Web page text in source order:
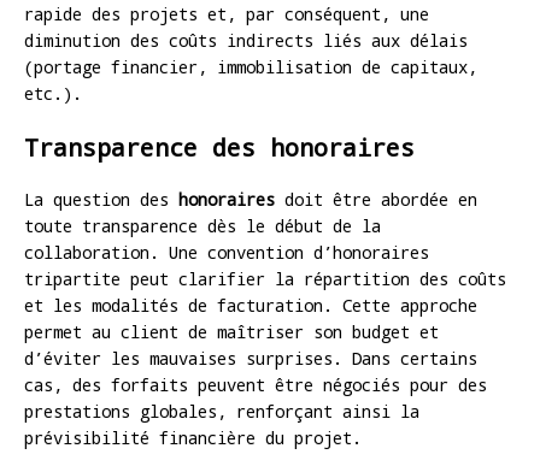
rapide des projets et, par conséquent, une
diminution des coûts indirects liés aux délais
(portage financier, immobilisation de capitaux,
etc.).
Transparence des honoraires
La question des honoraires doit être abordée en
toute transparence dès le début de la
collaboration. Une convention d’honoraires
tripartite peut clarifier la répartition des coûts
et les modalités de facturation. Cette approche
permet au client de maîtriser son budget et
d’éviter les mauvaises surprises. Dans certains
cas, des forfaits peuvent être négociés pour des
prestations globales, renforçant ainsi la
prévisibilité financière du projet.